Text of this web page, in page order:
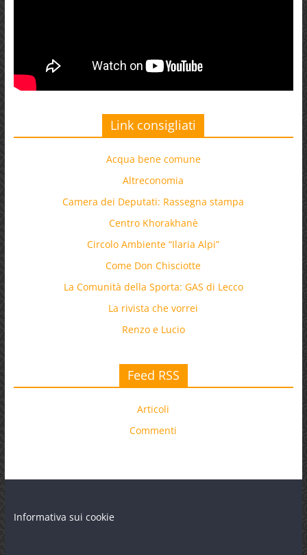
Link consigliati
Acqua bene comune
Altreconomia
Camera dei Deputati: Rassegna stampa
Centro Khorakhanè
Circolo Ambiente “Ilaria Alpi”
Come Don Chisciotte
La Comunità della Sporta: GAS di Lecco
La rivista che vorrei
Renzo e Lucio
Feed RSS
Articoli
Commenti
Informativa sui cookie